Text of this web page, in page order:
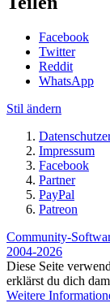
Facebook
Twitter
Reddit
WhatsApp
Stil ändern
Impressum
Facebook
Partner
PayPal
Patreon
Community-
2004-2026
Diese Seite
erklärst du dich
Weitere